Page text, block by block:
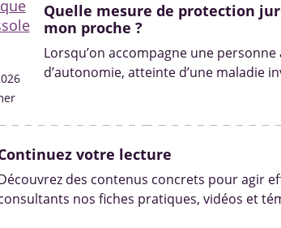
Quelle mesure de protection
mon proche ?
Lorsqu’on accompagne une
d’autonomie, atteinte d’une maladie
handicap, la question de la protection
votre lecture
des contenus concrets pour agir
nos fiches pratiques, vidéos et